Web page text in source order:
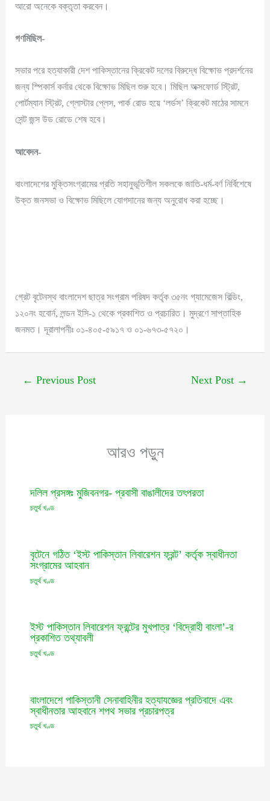
আরো অনেকে বক্তৃতা করবেন।
গণমিছিল-
সভার পরে হত্যাকারী দেশ পাকিস্তানের ক্রিকেট দলের বিরুদ্ধে বিক্ষোভ প্রদর্শনের
জন্য স্পিকার্স কর্নার থেকে বিক্ষোভ মিছিল শুরু হবে। মিছিল অক্সফোর্ড স্ট্রিট,
পোর্টম্যান স্ট্রিট, গ্লোস্টার প্লেস, পার্ক রোড হয়ে ‘লর্ডস’ ক্রিকেট মাঠের সামনে
সেন্ট জন্স উড রোডে শেষ হবে।
আবেদন-
বাংলাদেশের মুক্তিসংগ্রামের প্রতি সহানুভূতিশীল সকলকে জাতি-ধর্ম-বর্ণ নির্বিশেষে
উক্ত জনসভা ও বিক্ষোভ মিছিলে যোগদানের জন্য অনুরোধ করা হচ্ছে।
গ্রেট বৃটেনস্থ বাংলাদেশ ছাত্র সংগ্রাম পরিষদ কর্তৃক ৩৫নং গ্যামেজেস বিল্ডিং,
১২০নং হবোর্ন, লন্ডন ইসি-১ থেকে প্রকাশিত ও প্রচারিত। মুদ্রণে সাপ্তাহিক
জনমত। দূরালাপনীঃ ০১-৪০৫-৫৯১৭ ও ০১-৬৭৩-৫৭২০।
← Previous Post Next Post →
আরও পড়ুন
দলিল প্রসঙ্গঃ মুজিবনগর- প্রবাসী বাঙালীদের তৎপরতা
চতুর্থ খণ্ড
বৃটেনে গঠিত ‘ইস্ট পাকিস্তান লিবারেশন ফ্রন্ট’ কর্তৃক স্বাধীনতা
সংগ্রামের আহবান
চতুর্থ খণ্ড
ইস্ট পাকিস্তান লিবারেশন ফ্রন্টের মুখপাত্র ‘বিদ্রোহী বাংলা’-র
প্রকাশিত তথ্যাবলী
চতুর্থ খণ্ড
বাংলাদেশে পাকিস্তানী সেনাবাহিনীর হত্যাযজ্ঞের প্রতিবাদে এবং
স্বাধীনতার আহবানে শপথ সভার প্রচারপত্র
চতুর্থ খণ্ড